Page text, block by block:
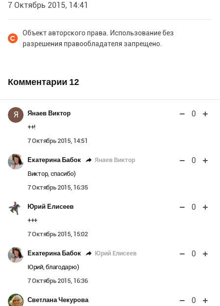
7 Октябрь 2015, 14:41
Объект авторского права. Использование без
разрешения правообладателя запрещено.
Комментарии 12
Я Янаев Виктор 0
++!
7 Октябрь 2015, 14:51
Екатерина Бабок Янаев Виктор 0
Виктор, спасибо)
7 Октябрь 2015, 16:35
Юрий Елисеев 0
+++
7 Октябрь 2015, 15:02
Екатерина Бабок Юрий Елисеев 0
Юрий, благодарю)
7 Октябрь 2015, 16:36
Светлана Чекурова 0